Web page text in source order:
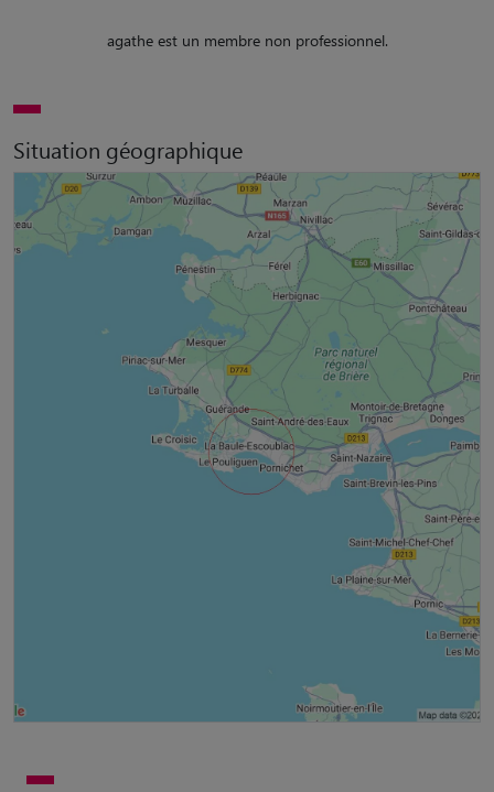
agathe est un membre non professionnel.
Situation géographique